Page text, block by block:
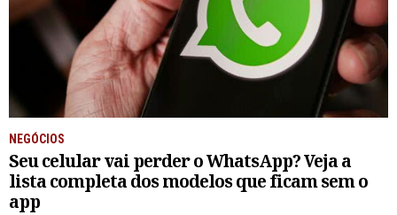
NEGÓCIOS
Seu celular vai perder o WhatsApp? Veja a
lista completa dos modelos que ficam sem o
app